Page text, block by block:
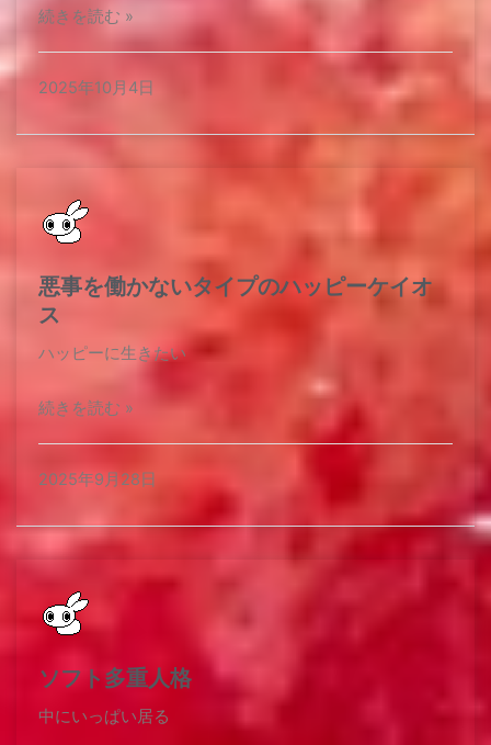
続きを読む »
2025年10月4日
悪事を働かないタイプのハッピーケイオ
ス
ハッピーに生きたい
続きを読む »
2025年9月28日
ソフト多重人格
中にいっぱい居る​